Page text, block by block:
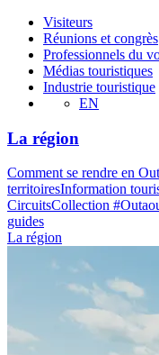
Visiteurs
Réunions et congrès
Professionnels du
Médias touristiques
Industrie touristique
EN
La région
Comment se rendre en
territoiresInformation
CircuitsCollection
guides
La région